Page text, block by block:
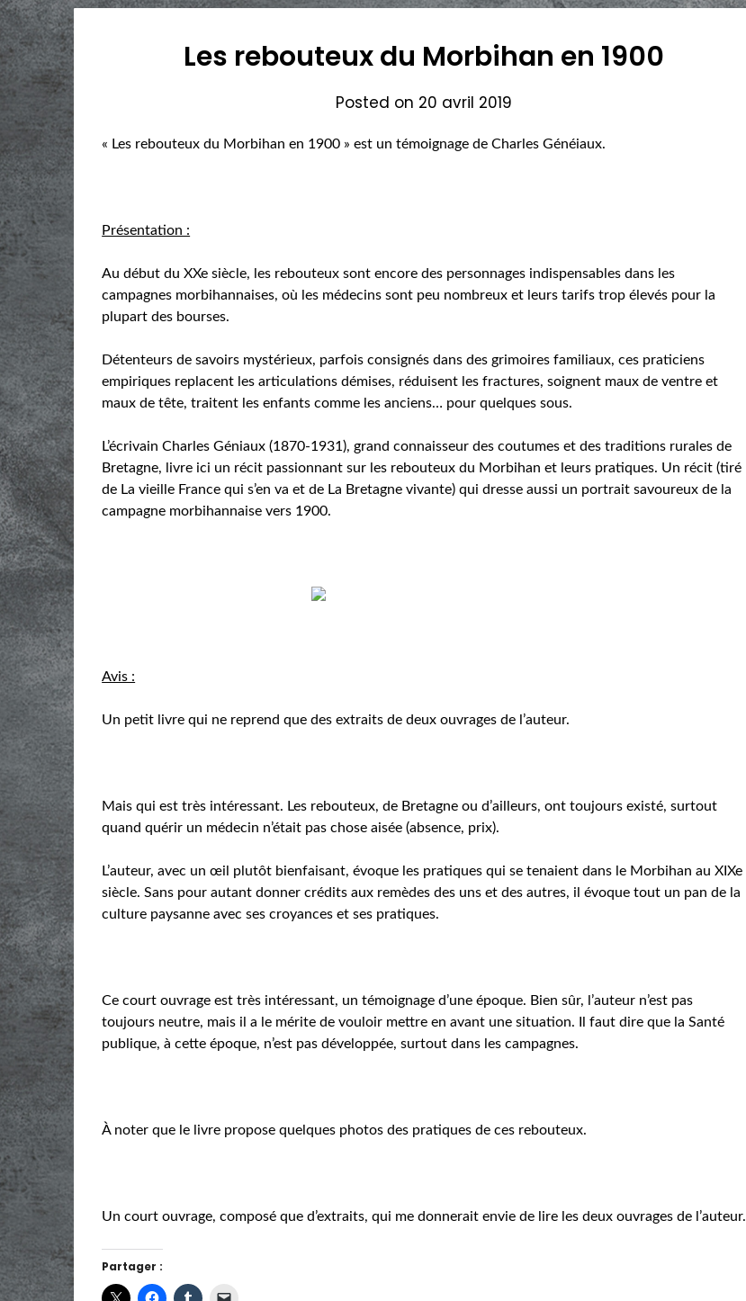
Les rebouteux du Morbihan en 1900
Posted on 20 avril 2019
« Les rebouteux du Morbihan en 1900 » est un témoignage de Charles Généiaux.
Présentation :
Au début du XXe siècle, les rebouteux sont encore des personnages indispensables dans les
campagnes morbihannaises, où les médecins sont peu nombreux et leurs tarifs trop élevés pour la
plupart des bourses.
Détenteurs de savoirs mystérieux, parfois consignés dans des grimoires familiaux, ces praticiens
empiriques replacent les articulations démises, réduisent les fractures, soignent maux de ventre et
maux de tête, traitent les enfants comme les anciens… pour quelques sous.
L’écrivain Charles Géniaux (1870-1931), grand connaisseur des coutumes et des traditions rurales de
Bretagne, livre ici un récit passionnant sur les rebouteux du Morbihan et leurs pratiques. Un récit (tiré
de La vieille France qui s’en va et de La Bretagne vivante) qui dresse aussi un portrait savoureux de la
campagne morbihannaise vers 1900.
Avis :
Un petit livre qui ne reprend que des extraits de deux ouvrages de l’auteur.
Mais qui est très intéressant. Les rebouteux, de Bretagne ou d’ailleurs, ont toujours existé, surtout
quand quérir un médecin n’était pas chose aisée (absence, prix).
L’auteur, avec un œil plutôt bienfaisant, évoque les pratiques qui se tenaient dans le Morbihan au XIXe
siècle. Sans pour autant donner crédits aux remèdes des uns et des autres, il évoque tout un pan de la
culture paysanne avec ses croyances et ses pratiques.
Ce court ouvrage est très intéressant, un témoignage d’une époque. Bien sûr, l’auteur n’est pas
toujours neutre, mais il a le mérite de vouloir mettre en avant une situation. Il faut dire que la Santé
publique, à cette époque, n’est pas développée, surtout dans les campagnes.
À noter que le livre propose quelques photos des pratiques de ces rebouteux.
Un court ouvrage, composé que d’extraits, qui me donnerait envie de lire les deux ouvrages de l’auteur.
Partager :